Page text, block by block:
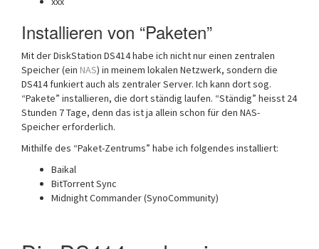
Installieren von “Paketen”
Mit der DiskStation DS414 habe ich nicht nur einen zentralen
Speicher (ein NAS) in meinem lokalen Netzwerk, sondern die
DS414 funkiert auch als zentraler Server. Ich kann dort sog.
“Pakete” installieren, die dort ständig laufen. “Ständig” heisst 24
Stunden 7 Tage, denn das ist ja allein schon für den NAS-
Speicher erforderlich.
Mithilfe des “Paket-Zentrums” habe ich folgendes installiert:
Baikal
BitTorrent Sync
Midnight Commander (SynoCommunity)